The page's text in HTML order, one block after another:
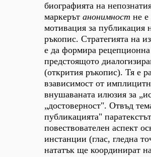
биографията на
маркерът анонимност не е
мотивация за публикация
ръкопис. Стратегията на
е да формира рецепционна
предстоящото
(открития ръкопис). Тя е
взависимост от
внушаваната илюзия за
„достоверност". Отвъд
публикацията"
повествователен аспект
инстанции (глас, гледна
нататък ще координират